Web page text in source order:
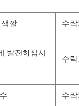
색깔 수
발전하십시
수
수 수